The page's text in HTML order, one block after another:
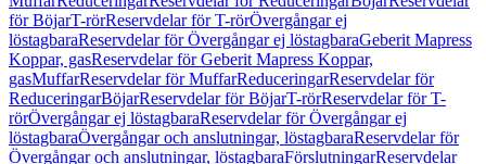
för BöjarT-rörReservdelar för T-rörÖvergångar ej
löstagbaraReservdelar för Övergångar ej löstagbaraGeberit Mapress
Koppar, gasReservdelar för Geberit Mapress Koppar,
gasMuffarReservdelar för MuffarReduceringarReservdelar för
ReduceringarBöjarReservdelar för BöjarT-rörReservdelar för T-
rörÖvergångar ej löstagbaraReservdelar för Övergångar ej
löstagbaraÖvergångar och anslutningar, löstagbaraReservdelar för
Övergångar och anslutningar, löstagbaraFörslutningarReservdelar